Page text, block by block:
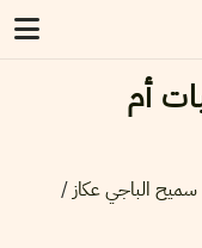
أم
سميح الباجي عكاز /